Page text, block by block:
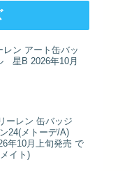
レン アート缶バッ
星B 2026年10月
ーレン 缶バッジ
24(メトーデ/A)
年10月上旬発売 で
イト)